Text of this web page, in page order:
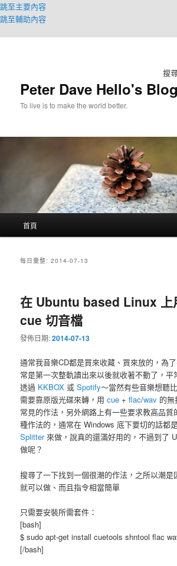
跳至主要內容
跳至輔助內容
Peter Dave Hello's
To live is to make the world better.
搜
首頁
每日彙整:2014-07-13
在 Ubuntu based Linux 上
cue 切音檔
發佈日期:2014-07-13
通常我音樂CD都是買來收藏、買來放的，為
常是第一次整軌讀出來以後就收著不動了，平
透過 KKBOX 或Spotify～當然有些音樂想聽
需要靠原版光碟來轉，用cue +flac/wav 的
常見的作法，另外網路上有一些要求教高品
種作法的，通常在 Windows 底下要切的話都
Splitter來做，說真的還滿好用的，不過到了
做呢？
搜尋了一下找到一個很潮的作法，之所以潮是
就可以做、而且指令相當簡單
只需要安裝所需套件：
[bash]
$ sudo apt-get install cuetools shntool flac
[/bash]